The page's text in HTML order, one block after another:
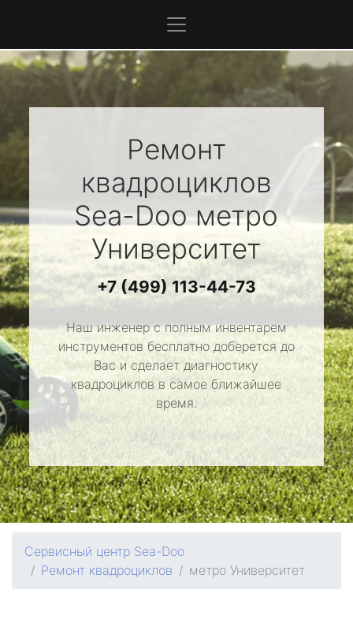
Ремонт
квадроциклов
Sea-Dooметро
Университет
+7 (499) 113-44-73
Наш инженер с полным инвентарем
инструментов бесплатно доберется до
Вас и сделает диагностику
квадроциклов в самое ближайшее
время.
Сервисный центр Sea-Doo
Ремонт квадроциклов
метро Университет